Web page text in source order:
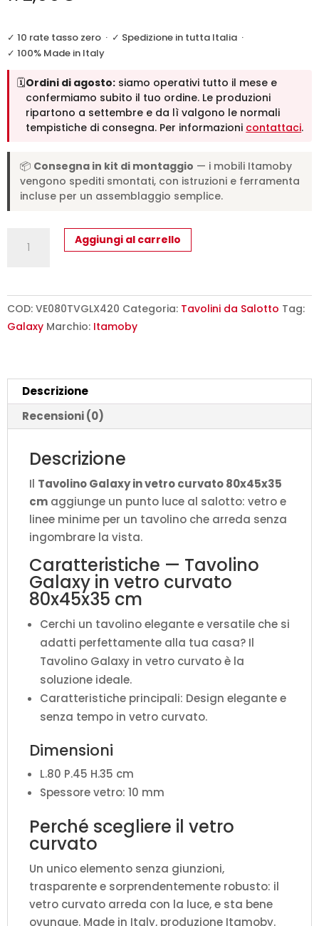
✓ 10 rate tasso zero · ✓ Spedizione in tutta Italia ·
✓ 100% Made in Italy
🗓️Ordini di agosto: siamo operativi tutto il mese e
confermiamo subito il tuo ordine. Le produzioni
ripartono a settembre e da lì valgono le normali
tempistiche di consegna. Per informazioni contattaci.
📦 Consegna in kit di montaggio — i mobili Itamoby
vengono spediti smontati, con istruzioni e ferramenta
incluse per un assemblaggio semplice.
Galaxy
curvato
80x45x35
Aggiungi al carrello
COD: VE080TVGLX420 Categoria: Tavolini da Salotto Tag:
Galaxy Marchio: Itamoby
Descrizione
Recensioni (0)
Descrizione
Il Tavolino Galaxy in vetro curvato 80x45x35
cm aggiunge un punto luce al salotto: vetro e
linee minime per un tavolino che arreda senza
ingombrare la vista.
Caratteristiche — Tavolino
Galaxy in vetro curvato
80x45x35 cm
Cerchi un tavolino elegante e versatile che si
adatti perfettamente alla tua casa? Il
Tavolino Galaxy in vetro curvato è la
soluzione ideale.
Caratteristiche principali: Design elegante e
senza tempo in vetro curvato.
Dimensioni
L.80 P.45 H.35 cm
Spessore vetro: 10 mm
Perché scegliere il vetro
curvato
Un unico elemento senza giunzioni,
trasparente e sorprendentemente robusto: il
vetro curvato arreda con la luce, e sta bene
ovunque. Made in Italy, produzione Itamoby.